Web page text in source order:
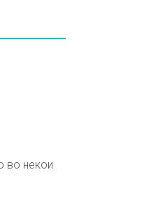
во некои